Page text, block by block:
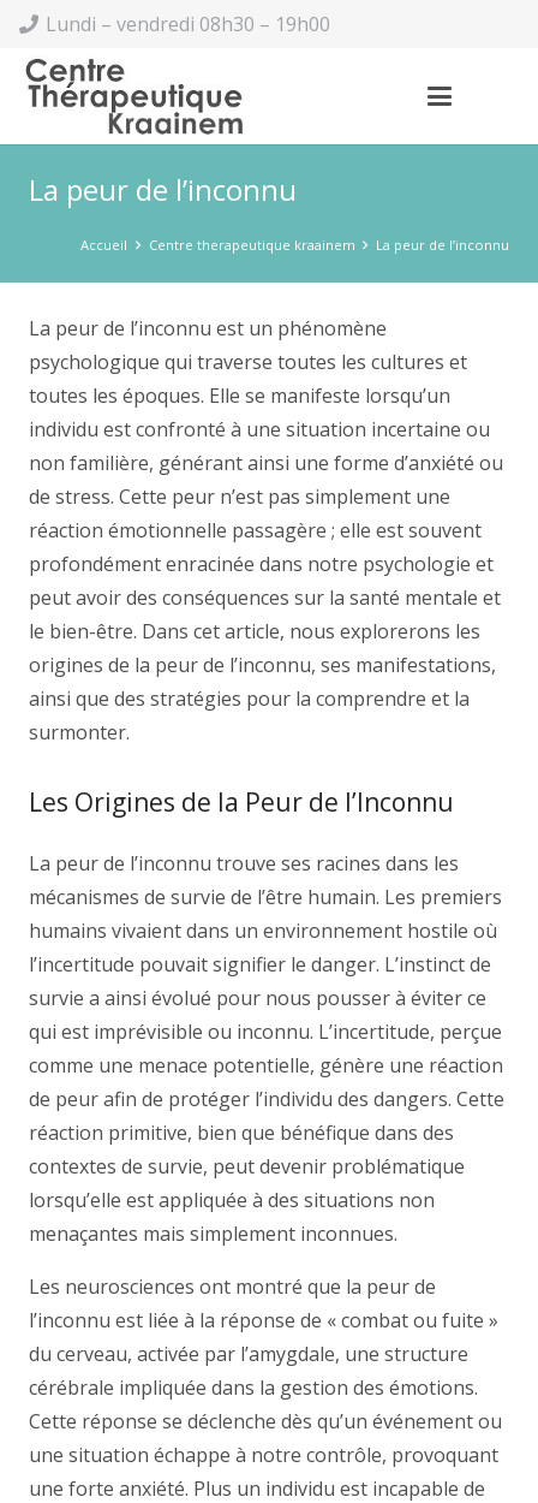
Lundi – vendredi 08h30 – 19h00
La peur de l’inconnu
Accueil Centre therapeutique kraainem La peur de l’inconnu
La peur de l’inconnu est un phénomène
psychologique qui traverse toutes les cultures et
toutes les époques. Elle se manifeste lorsqu’un
individu est confronté à une situation incertaine ou
non familière, générant ainsi une forme d’anxiété ou
de stress. Cette peur n’est pas simplement une
réaction émotionnelle passagère ; elle est souvent
profondément enracinée dans notre psychologie et
peut avoir des conséquences sur la santé mentale et
le bien-être. Dans cet article, nous explorerons les
origines de la peur de l’inconnu, ses manifestations,
ainsi que des stratégies pour la comprendre et la
surmonter.
Les Origines de la Peur de l’Inconnu
La peur de l’inconnu trouve ses racines dans les
mécanismes de survie de l’être humain. Les premiers
humains vivaient dans un environnement hostile où
l’incertitude pouvait signifier le danger. L’instinct de
survie a ainsi évolué pour nous pousser à éviter ce
qui est imprévisible ou inconnu. L’incertitude, perçue
comme une menace potentielle, génère une réaction
de peur afin de protéger l’individu des dangers. Cette
réaction primitive, bien que bénéfique dans des
contextes de survie, peut devenir problématique
lorsqu’elle est appliquée à des situations non
menaçantes mais simplement inconnues.
Les neurosciences ont montré que la peur de
l’inconnu est liée à la réponse de « combat ou fuite »
du cerveau, activée par l’amygdale, une structure
cérébrale impliquée dans la gestion des émotions.
Cette réponse se déclenche dès qu’un événement ou
une situation échappe à notre contrôle, provoquant
une forte anxiété. Plus un individu est incapable de